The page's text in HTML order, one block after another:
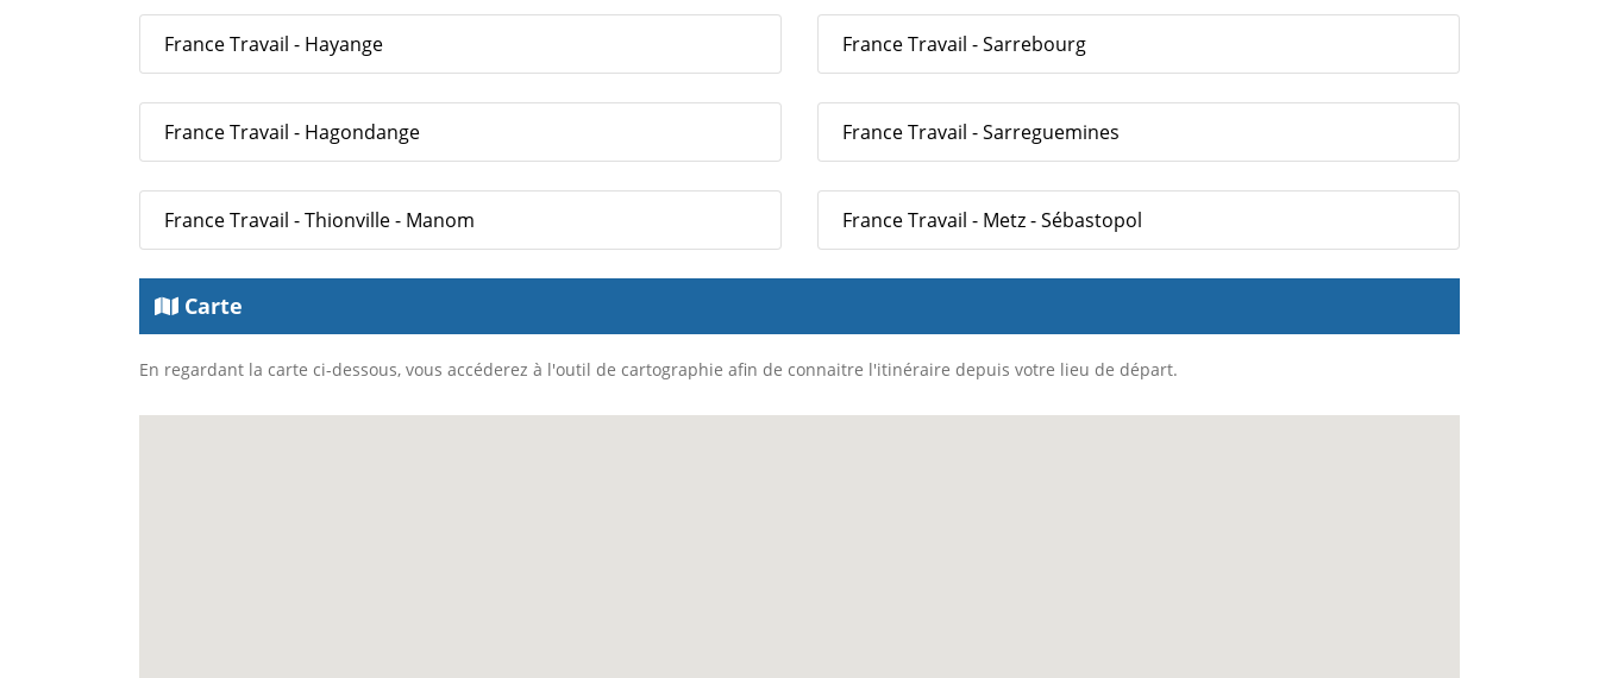
France Travail - Hayange France Travail - Sarrebourg
France Travail - Hagondange France Travail - Sarreguemines
France Travail - Thionville - Manom France Travail - Metz - Sébastopol
Carte
En regardant la carte ci-dessous, vous accéderez à l'outil de cartographie afin de connaitre l'itinéraire depuis votre lieu de départ.